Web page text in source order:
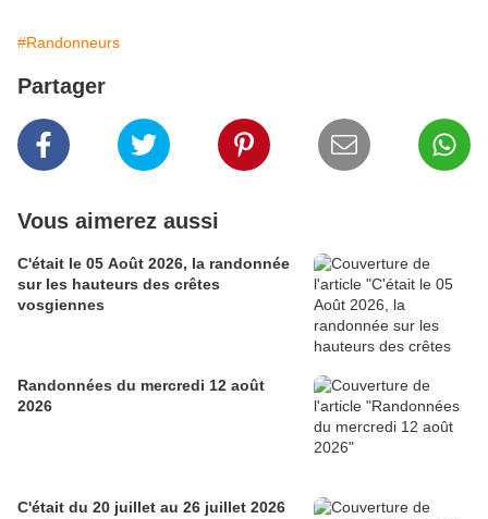
#Randonneurs
Partager
Vous aimerez aussi
C'était le 05 Août 2026, la randonnée
sur les hauteurs des crêtes
vosgiennes
Randonnées du mercredi 12 août
2026
C'était du 20 juillet au 26 juillet 2026